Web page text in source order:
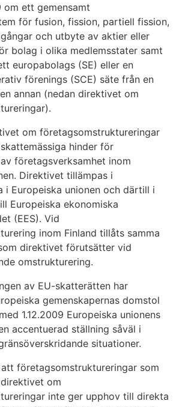
ett gemensamt
för fusion, fission, partiell fission,
och utbyte av aktier eller
bolag i olika medlemsstater samt
europabolags (SE) eller en
förenings (SCE) säte från en
annan (nedan direktivet om
om företagsomstruktureringar
hinder för
företagsverksamhet inom
Direktivet tillämpas i
i Europeiska unionen och därtill i
Europeiska ekonomiska
(EES). Vid
inom Finland tillåts samma
direktivet förutsätter vid
omstrukturering.
av EU-skatterätten har
gemenskapernas domstol
1.12.2009 Europeiska unionens
accentuerad ställning såväl i
situationer.
företagsomstruktureringar som
om
inte ger upphov till direkta